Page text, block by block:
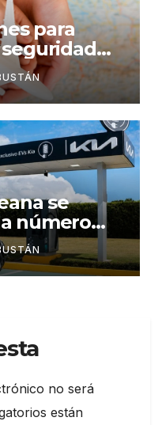
para
Ecuador
se
número
vehículos
no será
están